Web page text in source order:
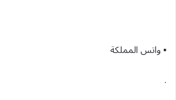
▪︎ واتس المملكة
.